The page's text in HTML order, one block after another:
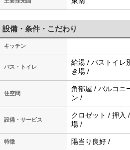
設備・条件・こだわり
キッチン
バス・トイレ
給湯 / バストイレ
き場 /
住空間
角部屋 / バルコニ
ン /
設備・サービス
クロゼット / 押入
場 /
特徴 陽当り良好 /